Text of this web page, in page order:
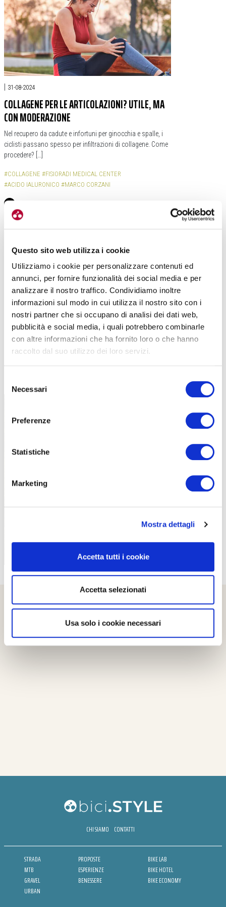
Questo sito web utilizza i cookie
Utilizziamo i cookie per personalizzare contenuti ed
annunci, per fornire funzionalità dei social media e per
analizzare il nostro traffico. Condividiamo inoltre
informazioni sul modo in cui utilizza il nostro sito con i
nostri partner che si occupano di analisi dei dati web,
pubblicità e social media, i quali potrebbero combinarle
con altre informazioni che ha fornito loro o che hanno
raccolto dal suo utilizzo dei loro servizi.
delNecessari
Preferenze
Statistiche
Marketing
Mostra dettagli
Accetta tutti i cookie
Accetta selezionati
Usa solo i cookie necessari
| 31-08-2024
COLLAGENE PER LE ARTICOLAZIONI? UTILE, MA
CON MODERAZIONE
Nel recupero da cadute e infortuni per ginocchia e spalle, i
ciclisti passano spesso per infiltrazioni di collagene. Come
procedere? […]
#COLLAGENE #FISIORADI MEDICAL CENTER
#ACIDO IALURONICO #MARCO CORZANI
CHI SIAMO CONTATTI
STRADA
MTB
GRAVEL
URBAN
PROPOSTE
ESPERIENZE
BENESSERE
BIKE LAB
BIKE HOTEL
BIKE ECONOMY